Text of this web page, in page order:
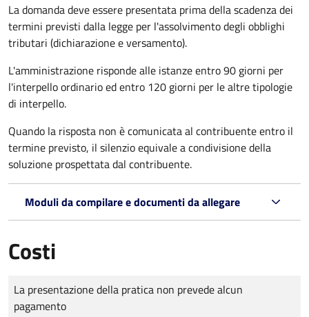
La domanda deve essere presentata prima della scadenza dei
termini previsti dalla legge per l'assolvimento degli obblighi
tributari (dichiarazione e versamento).
L'amministrazione risponde alle istanze entro 90 giorni per
l'interpello ordinario ed entro 120 giorni per le altre tipologie
di interpello.
Quando la risposta non è comunicata al contribuente entro il
termine previsto, il silenzio equivale a condivisione della
soluzione prospettata dal contribuente.
Moduli da compilare e documenti da allegare
Costi
Tipo di pagamento
Importo
La presentazione della pratica non prevede alcun
pagamento